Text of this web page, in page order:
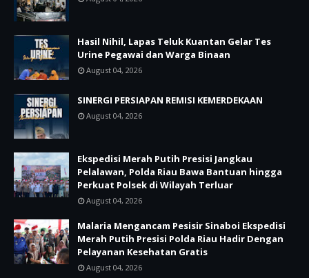
Hasil Nihil, Lapas Teluk Kuantan Gelar Tes
Urine Pegawai dan Warga Binaan
August 04, 2026
SINERGI PERSIAPAN REMISI KEMERDEKAAN
August 04, 2026
Ekspedisi Merah Putih Presisi Jangkau
Pelalawan, Polda Riau Bawa Bantuan hingga
Perkuat Polsek di Wilayah Terluar
August 04, 2026
Malaria Mengancam Pesisir Sinaboi Ekspedisi
Merah Putih Presisi Polda Riau Hadir Dengan
Pelayanan Kesehatan Gratis
August 04, 2026